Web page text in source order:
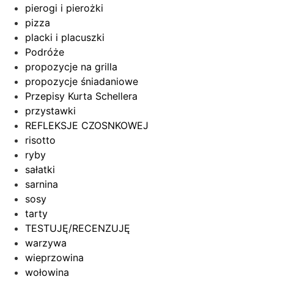
pierogi i pierożki
pizza
placki i placuszki
Podróże
propozycje na grilla
propozycje śniadaniowe
Przepisy Kurta Schellera
przystawki
REFLEKSJE CZOSNKOWEJ
risotto
ryby
sałatki
sarnina
sosy
tarty
TESTUJĘ/RECENZUJĘ
warzywa
wieprzowina
wołowina